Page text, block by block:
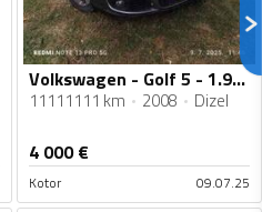
Volkswagen - Golf 5 - 1.9TDI
11111111 km 2008 Dizel
4 000€
Kotor 09.07.25